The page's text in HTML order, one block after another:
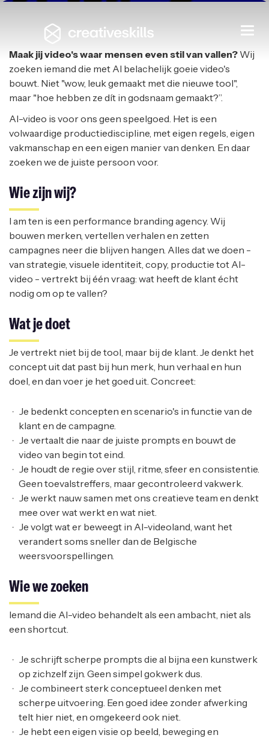
Freelance AI Video Creative
I AM TEN|HEUSDEN-ZOLDER
Maak jij video's waar mensen even stil van vallen? Wij
zoeken iemand die met AI belachelijk goeie video's
bouwt. Niet "wow, leuk gemaakt met die nieuwe tool",
maar "hoe hebben ze dít in godsnaam gemaakt?”.
AI-video is voor ons geen speelgoed. Het is een
volwaardige productiediscipline, met eigen regels, eigen
vakmanschap en een eigen manier van denken. En daar
zoeken we de juiste persoon voor.
Wie zijn wij?
I am ten is een performance branding agency. Wij
bouwen merken, vertellen verhalen en zetten
campagnes neer die blijven hangen. Alles dat we doen -
van strategie, visuele identiteit, copy, productie tot AI-
video - vertrekt bij één vraag: wat heeft de klant écht
nodig om op te vallen?
Wat je doet
Je vertrekt niet bij de tool, maar bij de klant. Je denkt het
concept uit dat past bij hun merk, hun verhaal en hun
doel, en dan voer je het goed uit. Concreet:
Je bedenkt concepten en scenario's in functie van de
klant en de campagne.
Je vertaalt die naar de juiste prompts en bouwt de
video van begin tot eind.
Je houdt de regie over stijl, ritme, sfeer en consistentie.
Geen toevalstreffers, maar gecontroleerd vakwerk.
Je werkt nauw samen met ons creatieve team en denkt
mee over wat werkt en wat niet.
Je volgt wat er beweegt in AI-videoland, want het
verandert soms sneller dan de Belgische
weersvoorspellingen.
Wie we zoeken
Iemand die AI-video behandelt als een ambacht, niet als
een shortcut.
Je schrijft scherpe prompts die al bijna een kunstwerk
op zichzelf zijn. Geen simpel gokwerk dus.
Je combineert sterk conceptueel denken met
scherpe uitvoering. Een goed idee zonder afwerking
telt hier niet, en omgekeerd ook niet.
Je hebt een eigen visie op beeld, beweging en